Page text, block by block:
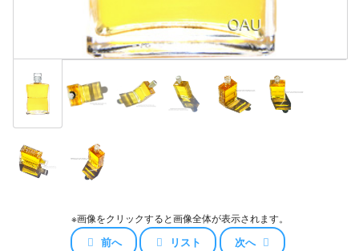
※画像をクリックすると画像全体が表示されます。
前へ リスト 次へ